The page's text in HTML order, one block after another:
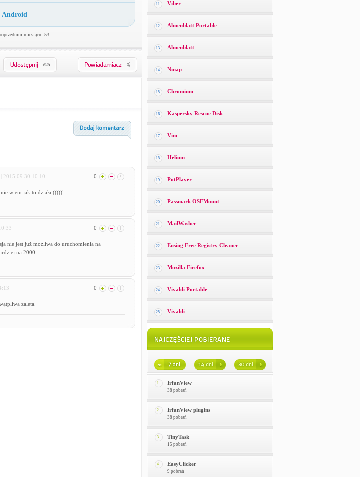
Android
miesiącu: 53
| 2015.09.30 10:10 0
wiem jak to działa:(((((
0
nie jest już możliwa do uruchomienia na
na 2000
0
zaleta.
11 Viber
12 Ahnenblatt Portable
13 Ahnenblatt
14 Nmap
15 Chromium
16 Kaspersky Rescue Disk
17 Vim
18 Helium
19 PotPlayer
20 Passmark OSFMount
21 MailWasher
22 Eusing Free Registry Cleaner
23 Mozilla Firefox
24 Vivaldi Portable
25 Vivaldi
1 IrfanView
38 pobrań
2 IrfanView plugins
38 pobrań
3 TinyTask
15 pobrań
4 EasyClicker
9 pobrań